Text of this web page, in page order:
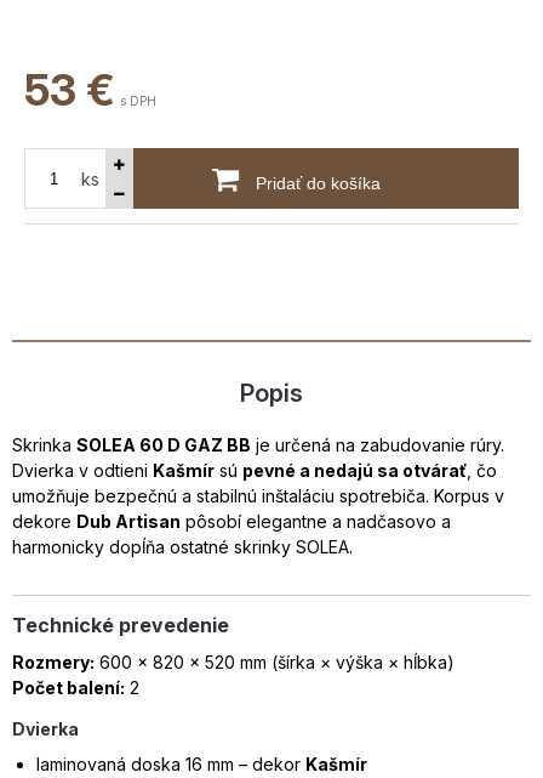
53 € s DPH
ks Pridať do košíka
Popis
Skrinka SOLEA 60 D GAZ BB je určená na zabudovanie rúry.
Dvierka v odtieni Kašmír sú pevné a nedajú sa otvárať , čo
umožňuje bezpečnú a stabilnú inštaláciu spotrebiča. Korpus v
dekore Dub Artisan pôsobí elegantne a nadčasovo a
harmonicky dopĺňa ostatné skrinky SOLEA.
Technické prevedenie
Rozmery: 600 × 820 × 520 mm (šírka × výška × hĺbka)
Počet balení: 2
Dvierka
laminovaná doska 16 mm – dekor Kašmír